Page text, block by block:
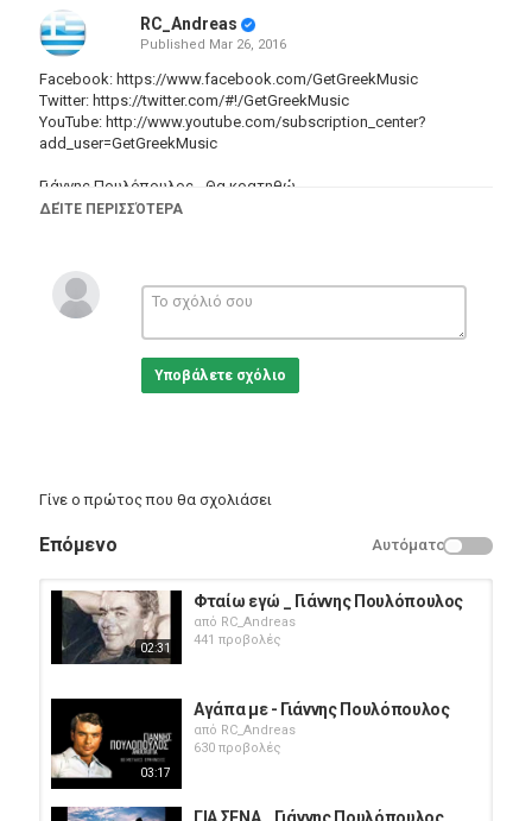
RC_Andreas
Published Mar 26, 2016
Facebook: https://www.facebook.com/GetGreekMusic
Twitter: https://twitter.com/#!/GetGreekMusic
YouTube: http://www.youtube.com/subscription_center?
add_user=GetGreekMusic
Γιάννης Πουλόπουλος - Θα κρατηθώ
Δίσκος: Γιάννης Πουλόπουλος - Ανθολόγια (EMI Music Greece)
Greek Music
ΔΕΊΤΕ ΠΕΡΙΣΣΌΤΕΡΑ
Υποβάλετε σχόλιο
Γίνε ο πρώτος που θα σχολιάσει
Επόμενο Αυτόματο
02:31
Φταίω εγώ _ Γιάννης Πουλόπουλος
από RC_Andreas
441 προβολές
03:17
Αγάπα με - Γιάννης Πουλόπουλος
από RC_Andreas
630 προβολές
ΓΙΑ ΣΕΝΑ _ Γιάννης Πουλόπουλος